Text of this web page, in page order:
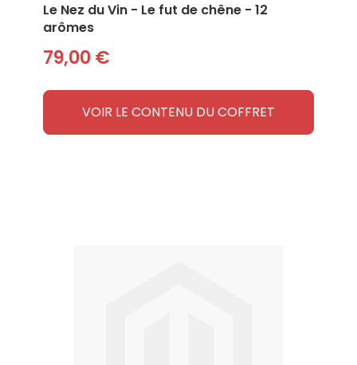
Le Nez du Vin - Le fut de chêne - 12
arômes
79,00 €
VOIR LE CONTENU DU COFFRET